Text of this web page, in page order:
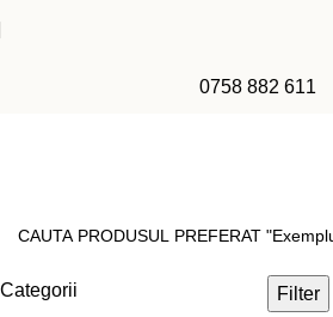
0758 882 611
Categorii Filter